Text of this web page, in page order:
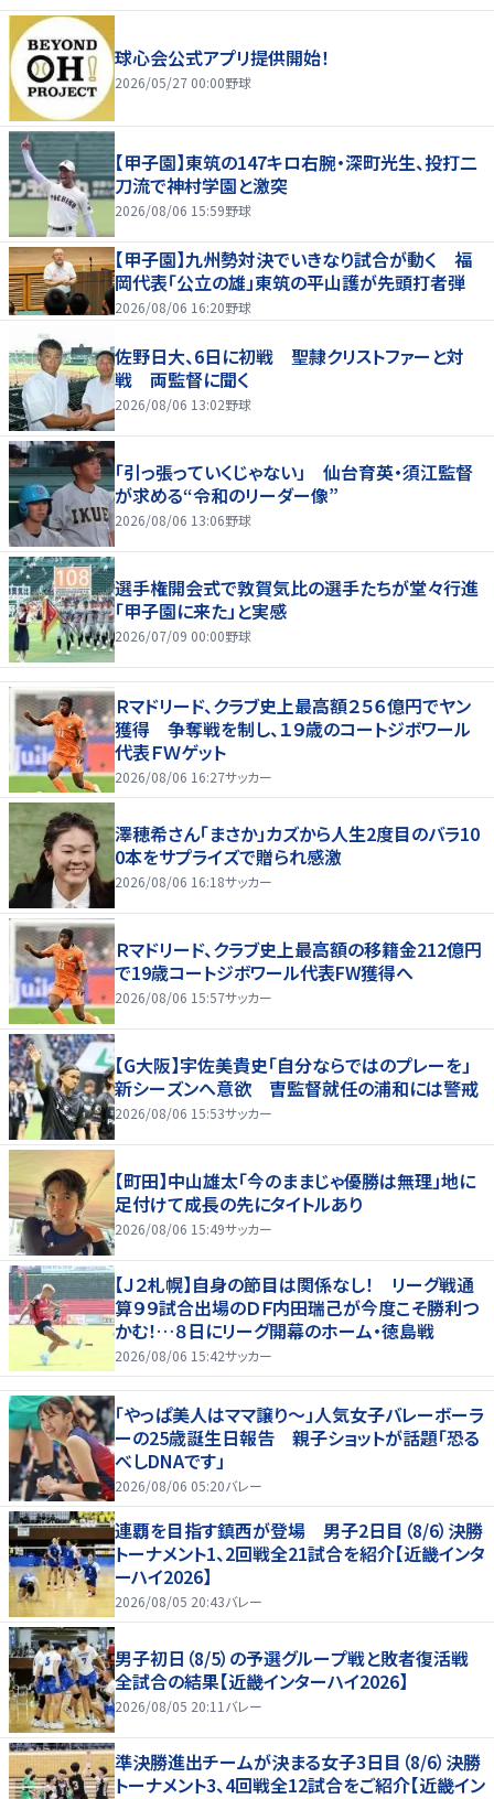
球心会公式アプリ提供開始！
2026/05/27 00:00野球
【甲子園】東筑の147キロ右腕・深町光生、投打二
刀流で神村学園と激突
2026/08/06 15:59野球
【甲子園】九州勢対決でいきなり試合が動く 福
岡代表「公立の雄」東筑の平山護が先頭打者弾
2026/08/06 16:20野球
佐野日大、6日に初戦 聖隷クリストファーと対
戦 両監督に聞く
2026/08/06 13:02野球
「引っ張っていくじゃない」 仙台育英・須江監督
が求める“令和のリーダー像”
2026/08/06 13:06野球
選手権開会式で敦賀気比の選手たちが堂々行進
「甲子園に来た」と実感
2026/07/09 00:00野球
Ｒマドリード、クラブ史上最高額２５６億円でヤン
獲得 争奪戦を制し、１９歳のコートジボワール
代表ＦＷゲット
2026/08/06 16:27サッカー
澤穂希さん「まさか」カズから人生2度目のバラ10
0本をサプライズで贈られ感激
2026/08/06 16:18サッカー
Ｒマドリード、クラブ史上最高額の移籍金212億円
で19歳コートジボワール代表FW獲得へ
2026/08/06 15:57サッカー
【G大阪】宇佐美貴史「自分ならではのプレーを」
新シーズンへ意欲 曺監督就任の浦和には警戒
2026/08/06 15:53サッカー
【町田】中山雄太「今のままじゃ優勝は無理」地に
足付けて成長の先にタイトルあり
2026/08/06 15:49サッカー
【Ｊ２札幌】自身の節目は関係なし！ リーグ戦通
算９９試合出場のＤＦ内田瑞己が今度こそ勝利つ
かむ！…８日にリーグ開幕のホーム・徳島戦
2026/08/06 15:42サッカー
「やっぱ美人はママ譲り～」人気女子バレーボーラ
ーの25歳誕生日報告 親子ショットが話題「恐る
べしDNAです」
2026/08/06 05:20バレー
連覇を目指す鎮西が登場 男子2日目（8/6）決勝
トーナメント1、2回戦全21試合を紹介【近畿インタ
ーハイ2026】
2026/08/05 20:43バレー
男子初日（8/5）の予選グループ戦と敗者復活戦
全試合の結果【近畿インターハイ2026】
2026/08/05 20:11 バレー
準決勝進出チームが決まる女子3日目（8/6）決勝
トーナメント3、4回戦全12試合をご紹介【近畿イン